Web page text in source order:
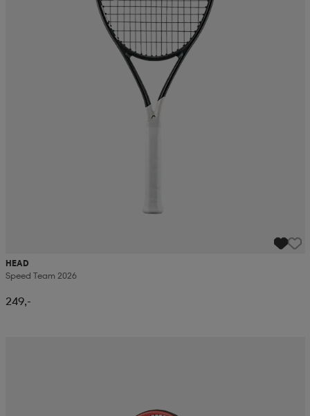
HEAD
Speed Team 2026
249,-